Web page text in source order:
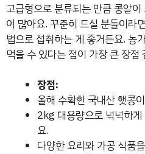
고급형으로 분류되는 만큼 콩알
이 많아요. 꾸준히 드실 분들이라
법으로 섭취하는 게 좋거든요. 농
먹을 수 있다는 점이 가장 큰 장점
장점:
올해 수확한 국내산 햇콩
2kg 대용량으로 넉넉하
요.
다양한 요리와 가공 식품